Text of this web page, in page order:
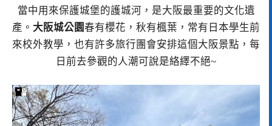
當中用來保護城堡的護城河，是大阪最重要的文化遺
產。 大阪城公園春有櫻花，秋有楓葉，常有日本學生前
來校外教學，也有許多旅行團會安排這個大阪景點，每
日前去參觀的人潮可說是絡繹不絕~